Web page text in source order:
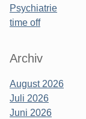
Psychiatrie
time off
Archiv
August 2026
Juli 2026
Juni 2026